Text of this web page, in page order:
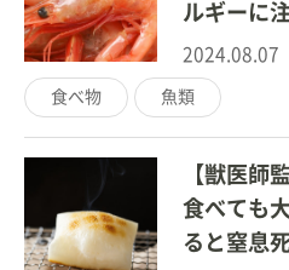
ルギーに
2024.08.07
食べ物 魚類
【獣医師
食べても
ると窒息